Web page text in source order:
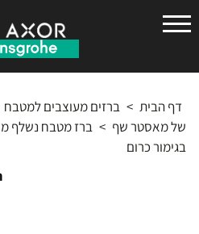
גרואה
דף הבית > ברזים מעוצבים למטבח
של מאסטר שף > ברז מטבח נשלף
בגימור כרום